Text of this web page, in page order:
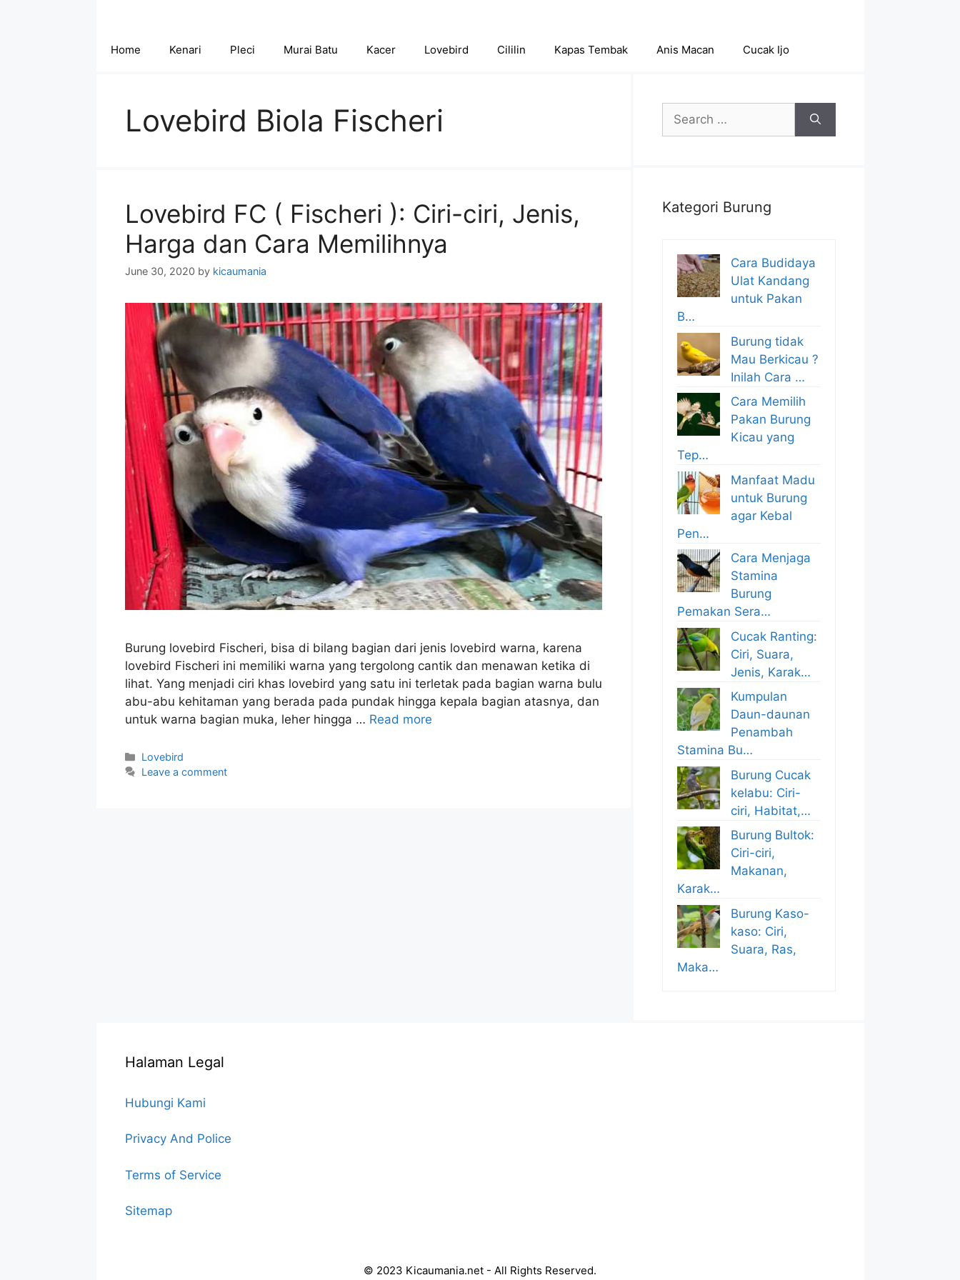
Home Kenari Pleci Murai Batu Kacer Lovebird Cililin Kapas Tembak Anis Macan Cucak Ijo
Lovebird Biola Fischeri
Lovebird FC ( Fischeri ): Ciri-ciri, Jenis,
Harga dan Cara Memilihnya
June 30, 2020 by kicaumania
Burung lovebird Fischeri, bisa di bilang bagian dari jenis lovebird warna, karena
lovebird Fischeri ini memiliki warna yang tergolong cantik dan menawan ketika di
lihat. Yang menjadi ciri khas lovebird yang satu ini terletak pada bagian warna bulu
abu-abu kehitaman yang berada pada pundak hingga kepala bagian atasnya, dan
untuk warna bagian muka, leher hingga … Read more
Categories
Lovebird
Leave a comment
Search
for:
Kategori Burung
Cara Budidaya
Ulat Kandang
untuk Pakan
B…
Burung tidak
Mau Berkicau ?
Inilah Cara …
Cara Memilih
Pakan Burung
Kicau yang
Tep…
Manfaat Madu
untuk Burung
agar Kebal
Pen…
Cara Menjaga
Stamina
Burung
Pemakan Sera…
Cucak Ranting:
Ciri, Suara,
Jenis, Karak…
Kumpulan
Daun-daunan
Penambah
Stamina Bu…
Burung Cucak
kelabu: Ciri-
ciri, Habitat,…
Burung Bultok:
Ciri-ciri,
Makanan,
Karak…
Burung Kaso-
kaso: Ciri,
Suara, Ras,
Maka…
Halaman Legal
Hubungi Kami
Privacy And Police
Terms of Service
Sitemap
© 2023 Kicaumania.net - All Rights Reserved.